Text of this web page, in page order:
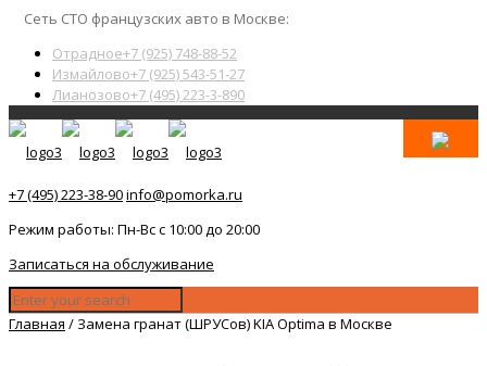
Сеть СТО французских авто в Москве:
Отрадное+7 (925) 748-88-52
Измайлово+7 (925) 543-51-27
Лианозово+7 (495) 223-3-890
+7 (495) 223-38-90info@pomorka.ru
Режим работы: Пн-Вс с 10:00 до 20:00
Записаться на обслуживание
Главная / Замена гранат (ШРУСов) KIA Optima в Москве